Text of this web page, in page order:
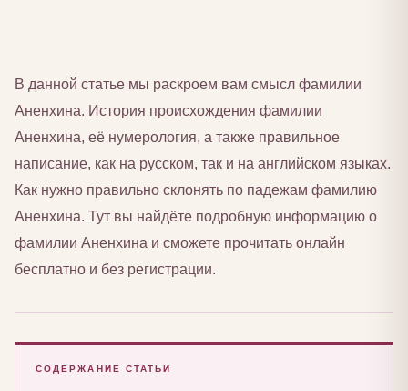
В данной статье мы раскроем вам смысл фамилии
Аненхина. История происхождения фамилии
Аненхина, её нумерология, а также правильное
написание, как на русском, так и на английском языках.
Как нужно правильно склонять по падежам фамилию
Аненхина. Тут вы найдёте подробную информацию о
фамилии Аненхина и сможете прочитать онлайн
бесплатно и без регистрации.
СОДЕРЖАНИЕ СТАТЬИ